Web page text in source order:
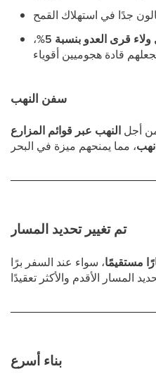
قرى العدو بنسبة 5%
،
سفن النهب
أجل النهب عبر قوائم المزارع
تم تغيير تحديد المسار
مستقيمًا، سواء عند السفر برًا
بناء أسرع